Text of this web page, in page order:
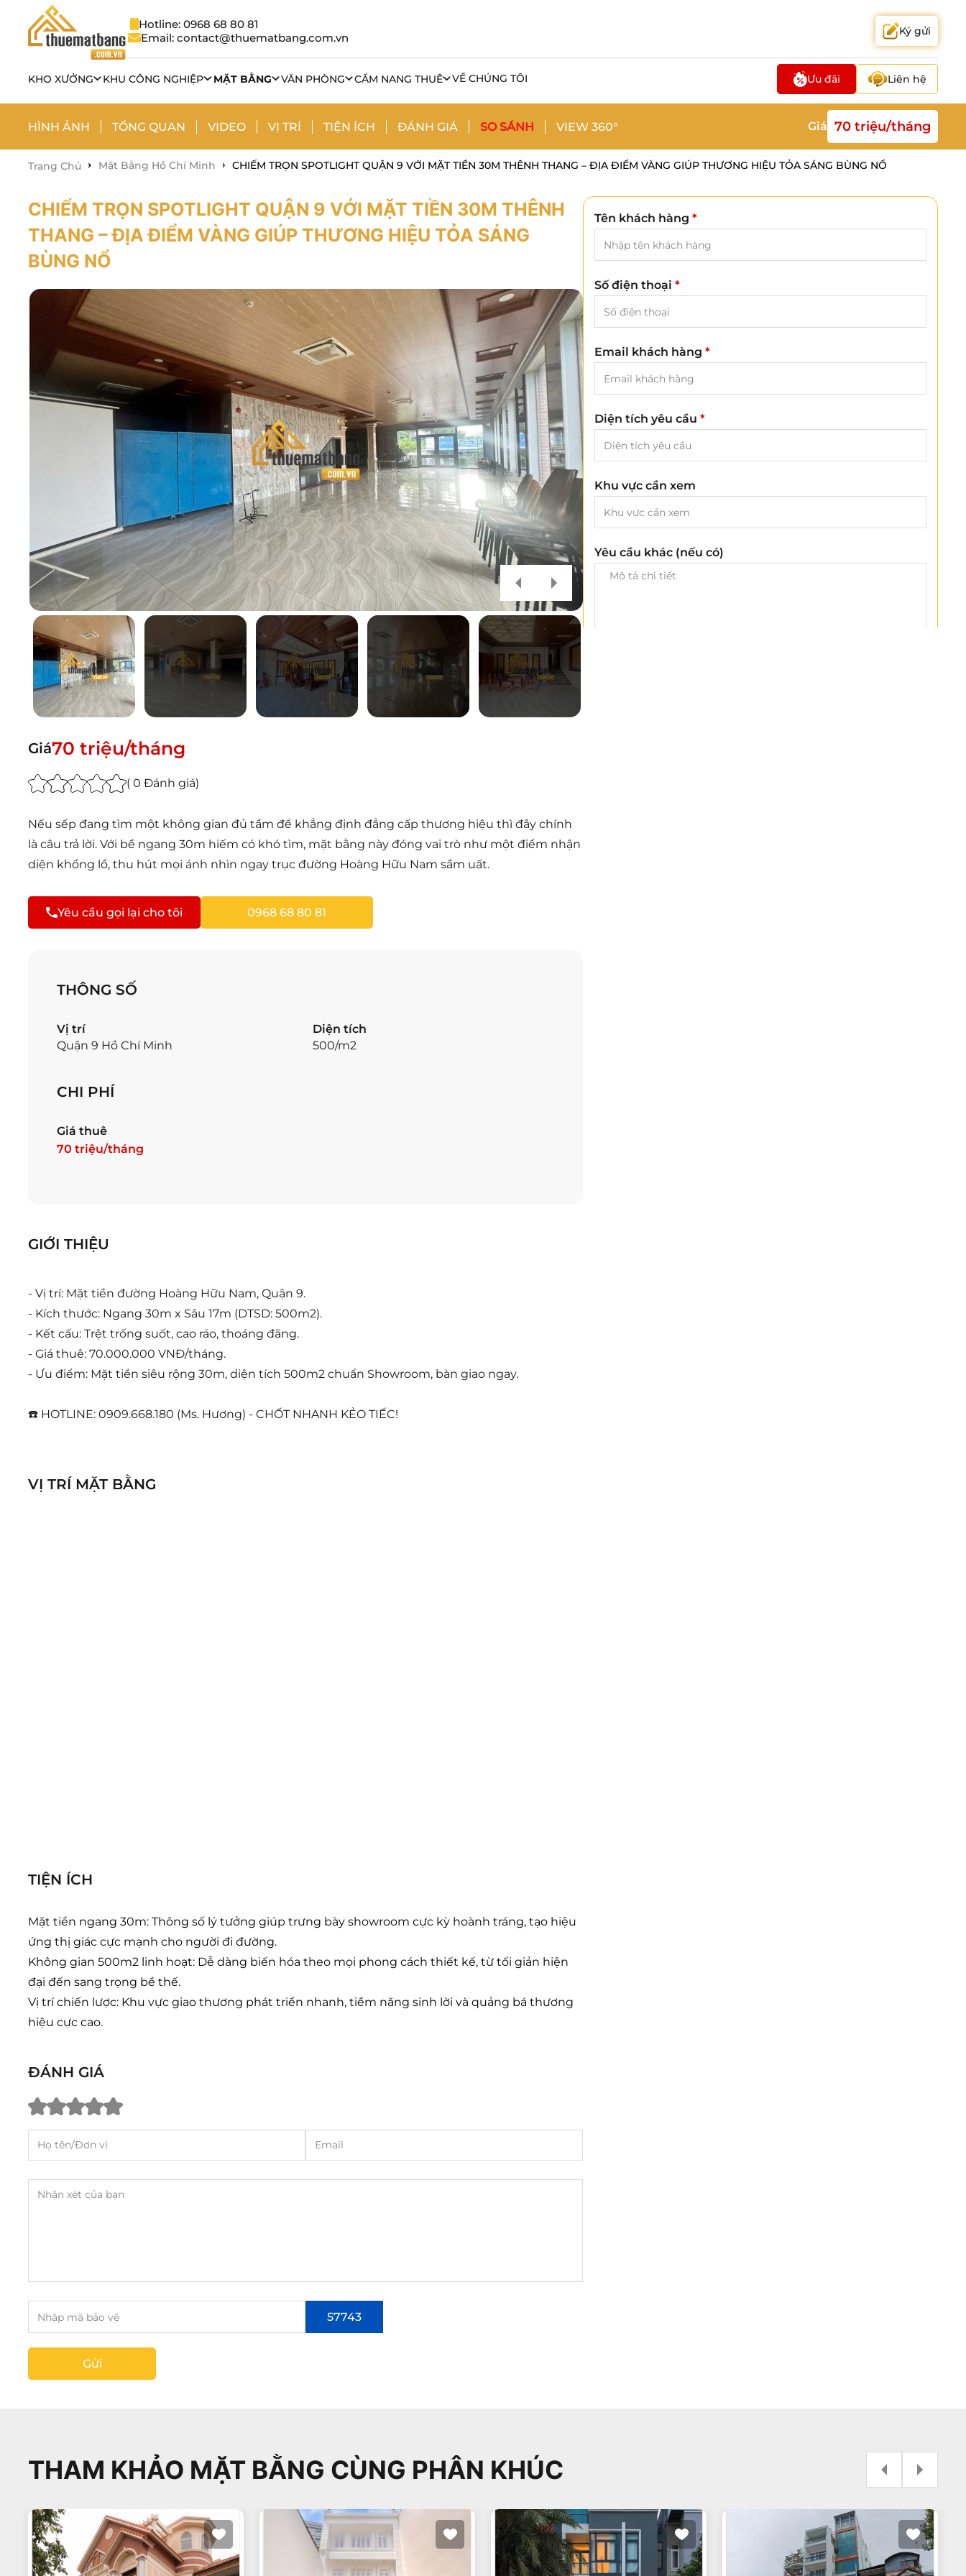
Hotline: 0968 68 80 81
Email: contact@thuematbang.com.vn
Ký gửi
KHO XƯỞNG KHU CÔNG NGHIỆP MẶT BẰNG VĂN PHÒNG CẨM NANG THUÊ VỀ CHÚNG TÔI Ưu đãi Liên hệ
HÌNH ẢNH TỔNG QUAN VIDEO VỊ TRÍ TIỆN ÍCH ĐÁNH GIÁ SO SÁNH VIEW 360° Giá 70 triệu/tháng
Trang Chủ Mặt Bằng Hồ Chí Minh CHIẾM TRỌN SPOTLIGHT QUẬN 9 VỚI MẶT TIỀN 30M THÊNH THANG – ĐỊA ĐIỂM VÀNG GIÚP THƯƠNG HIỆU TỎA SÁNG BÙNG NỔ
CHIẾM TRỌN SPOTLIGHT QUẬN 9 VỚI MẶT TIỀN 30M THÊNH
THANG – ĐỊA ĐIỂM VÀNG GIÚP THƯƠNG HIỆU TỎA SÁNG
BÙNG NỔ
Giá70 triệu/tháng
( 0 Đánh giá)
Nếu sếp đang tìm một không gian đủ tầm để khẳng định đẳng cấp thương hiệu thì đây chính
là câu trả lời. Với bề ngang 30m hiếm có khó tìm, mặt bằng này đóng vai trò như một điểm nhận
diện khổng lồ, thu hút mọi ánh nhìn ngay trục đường Hoàng Hữu Nam sầm uất.
Yêu cầu gọi lại cho tôi 0968 68 80 81
THÔNG SỐ
Vị trí
Quận 9 Hồ Chí Minh
Diện tích
500/m2
CHI PHÍ
Giá thuê
70 triệu/tháng
GIỚI THIỆU
- Vị trí: Mặt tiền đường Hoàng Hữu Nam, Quận 9.
- Kích thước: Ngang 30m x Sâu 17m (DTSD: 500m2).
- Kết cấu: Trệt trống suốt, cao ráo, thoáng đãng.
- Giá thuê: 70.000.000 VNĐ/tháng.
- Ưu điểm: Mặt tiền siêu rộng 30m, diện tích 500m2 chuẩn Showroom, bàn giao ngay.
☎️ HOTLINE: 0909.668.180 (Ms. Hương) - CHỐT NHANH KẺO TIẾC!
VỊ TRÍ MẶT BẰNG
TIỆN ÍCH
Mặt tiền ngang 30m: Thông số lý tưởng giúp trưng bày showroom cực kỳ hoành tráng, tạo hiệu
ứng thị giác cực mạnh cho người đi đường.
Không gian 500m2 linh hoạt: Dễ dàng biến hóa theo mọi phong cách thiết kế, từ tối giản hiện
đại đến sang trọng bề thế.
Vị trí chiến lược: Khu vực giao thương phát triển nhanh, tiềm năng sinh lời và quảng bá thương
hiệu cực cao.
ĐÁNH GIÁ
57743
Gửi
Tên khách hàng*
Số điện thoại*
Email khách hàng*
Diện tích yêu cầu*
Khu vực cần xem
Yêu cầu khác (nếu có)
THAM KHẢO MẶT BẰNG CÙNG PHÂN KHÚC